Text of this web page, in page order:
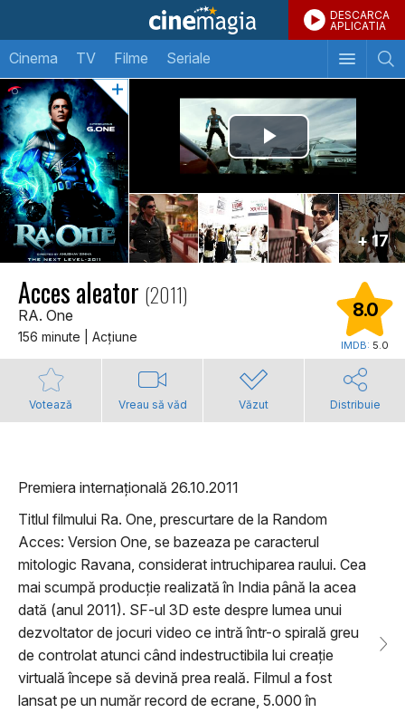
DESCARCA
APLICATIA
Cinema TV Filme Seriale
+ 17
Acces aleator (2011)
RA. One
156 minute | Acţiune
8.0
IMDB: 5.0
Votează Vreau să văd Văzut Distribuie
Premiera internațională 26.10.2011
Titlul filmului Ra. One, prescurtare de la Random
Acces: Version One, se bazeaza pe caracterul
mitologic Ravana, considerat intruchiparea raului. Cea
mai scumpă producţie realizată în India până la acea
dată (anul 2011). SF-ul 3D este despre lumea unui
dezvoltator de jocuri video ce intră într-o spirală greu
de controlat atunci când indestructibila lui creație
virtuală începe să devină prea reală. Filmul a fost
lansat pe un număr record de ecrane, 5.000 în